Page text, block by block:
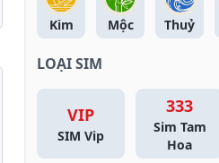
Kim Mộc Thuỷ
LOẠI SIM
VIP
SIM Vip
333
Sim Tam
Hoa